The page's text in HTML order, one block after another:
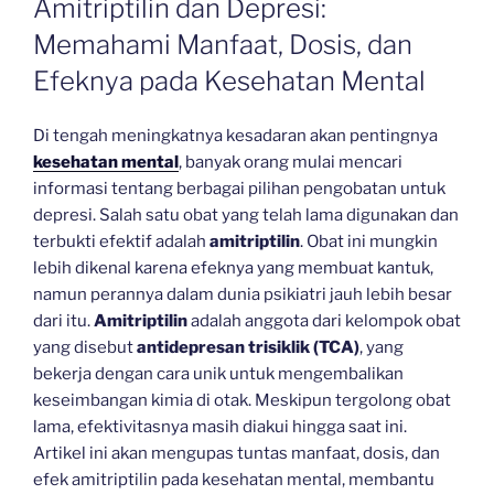
Amitriptilin dan Depresi:
Memahami Manfaat, Dosis, dan
Efeknya pada Kesehatan Mental
Di tengah meningkatnya kesadaran akan pentingnya
kesehatan mental, banyak orang mulai mencari
informasi tentang berbagai pilihan pengobatan untuk
depresi. Salah satu obat yang telah lama digunakan dan
terbukti efektif adalah amitriptilin. Obat ini mungkin
lebih dikenal karena efeknya yang membuat kantuk,
namun perannya dalam dunia psikiatri jauh lebih besar
dari itu.Amitriptilinadalah anggota dari kelompok obat
yang disebutantidepresan trisiklik (TCA), yang
bekerja dengan cara unik untuk mengembalikan
keseimbangan kimia di otak. Meskipun tergolong obat
lama, efektivitasnya masih diakui hingga saat ini.
Artikel ini akan mengupas tuntas manfaat, dosis, dan
efek amitriptilin pada kesehatan mental, membantu